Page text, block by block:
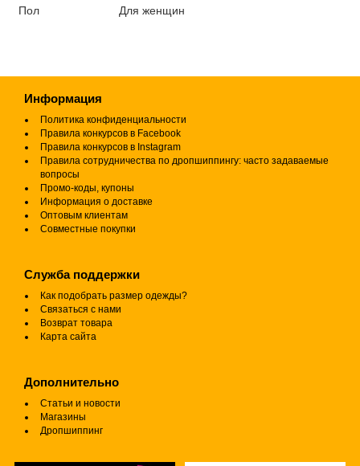
Пол
Для женщин
Информация
Политика конфиденциальности
Правила конкурсов в Facebook
Правила конкурсов в Instagram
Правила сотрудничества по дропшиппингу: часто задаваемые
вопросы
Промо-коды, купоны
Информация о доставке
Оптовым клиентам
Совместные покупки
Служба поддержки
Как подобрать размер одежды?
Связаться с нами
Возврат товара
Карта сайта
Дополнительно
Статьи и новости
Магазины
Дропшиппинг